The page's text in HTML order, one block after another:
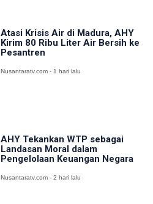
Atasi Krisis Air di Madura, AHY
Kirim 80 Ribu Liter Air Bersih ke
Pesantren
Nusantaratv.com - 1 hari lalu
AHY Tekankan WTP sebagai
Landasan Moral dalam
Pengelolaan Keuangan Negara
Nusantaratv.com - 2 hari lalu